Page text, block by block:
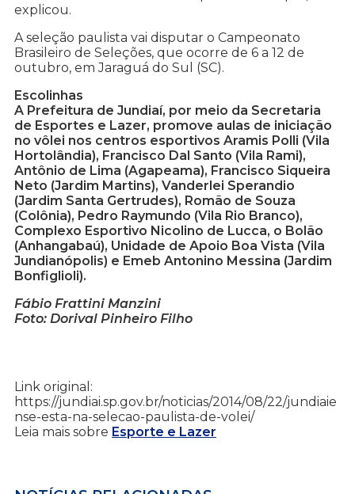
explicou.
A seleção paulista vai disputar o Campeonato
Brasileiro de Seleções, que ocorre de 6 a 12 de
outubro, em Jaraguá do Sul (SC).
Escolinhas
A Prefeitura de Jundiaí, por meio da Secretaria
de Esportes e Lazer, promove aulas de iniciação
no vôlei nos centros esportivos Aramis Polli (Vila
Hortolândia), Francisco Dal Santo (Vila Rami),
Antônio de Lima (Agapeama), Francisco Siqueira
Neto (Jardim Martins), Vanderlei Sperandio
(Jardim Santa Gertrudes), Romão de Souza
(Colônia), Pedro Raymundo (Vila Rio Branco),
Complexo Esportivo Nicolino de Lucca, o Bolão
(Anhangabaú), Unidade de Apoio Boa Vista (Vila
Jundianópolis) e Emeb Antonino Messina (Jardim
Bonfiglioli).
Fábio Frattini Manzini
Foto: Dorival Pinheiro Filho
Link original:
https://jundiai.sp.gov.br/noticias/2014/08/22/jundiaie
nse-esta-na-selecao-paulista-de-volei/
Leia mais sobre Esporte e Lazer